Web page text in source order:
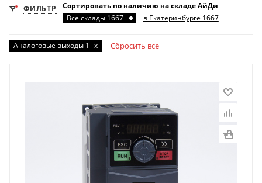
ФИЛЬТР
Сортировать по наличию на складе АйДи
Все склады 1667
в Екатеринбурге 1667
Аналоговые выходы 1 x Сбросить все